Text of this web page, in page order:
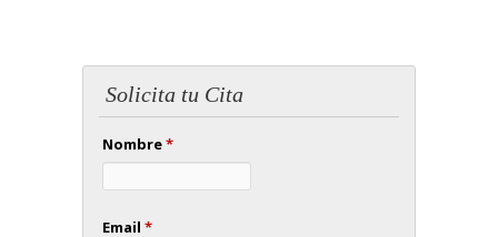
Solicita tu Cita
Nombre*
Email *